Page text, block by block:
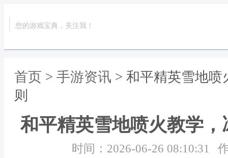
您的游戏宝典，关注我！
首页 > 手游资讯 > 和平精英雪地
则
和平精英雪地喷火教学
时间：2026-06-26 08:10:31